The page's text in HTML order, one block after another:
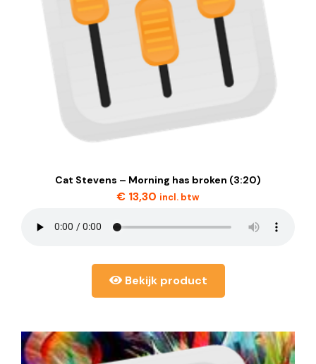
Cat Stevens – Morning has broken (3:20)
€ 13,30 incl. btw
Bekijk product